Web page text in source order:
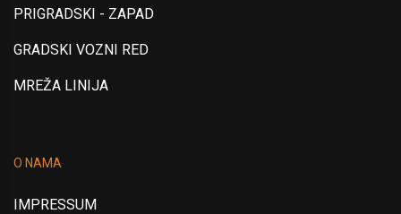
PRIGRADSKI - ZAPAD
GRADSKI VOZNI RED
MREŽA LINIJA
O NAMA
IMPRESSUM